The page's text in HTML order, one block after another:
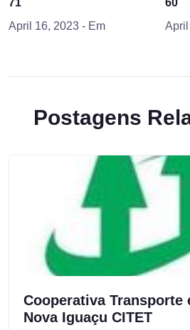
71
April 16, 2023 - Em
60
Postagens
Cooperativa Transporte
Nova Iguaçu CITET